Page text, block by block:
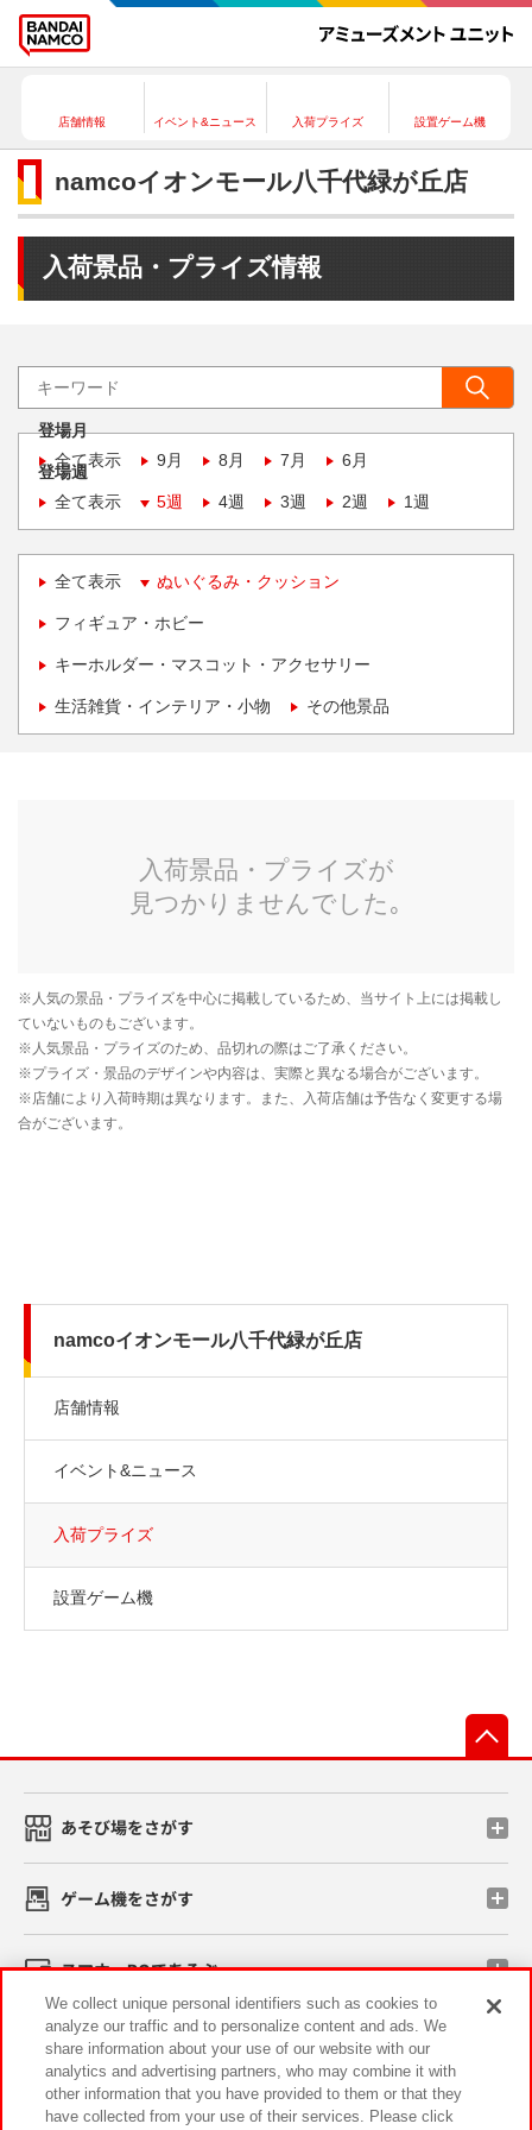
店舗情報 イベント&ニュース 入荷プライズ 設置ゲーム機
namcoイオンモール八千代緑が丘店
入荷景品・プライズ情報
登場月
全て表示
9月 8月 7月 6月
登場週
全て表示
5週 4週 3週 2週 1週
全て表示 ぬいぐるみ・クッション
フィギュア・ホビー
キーホルダー・マスコット・アクセサリー
生活雑貨・インテリア・小物 その他景品
namcoイオンモール八千代緑が丘店
店舗情報
イベント&ニュース
入荷プライズ
設置ゲーム機
あそび場をさがす
ゲーム機をさがす
スマホ・PCであそぶ
イベント・キャンペーン
We collect unique personal identifiers such as cookies to
analyze our traffic and to personalize content and ads. We
share information about your use of our website with our
analytics and advertising partners, who may combine it with
other information that you have provided to them or that they
have collected from your use of their services. Please click